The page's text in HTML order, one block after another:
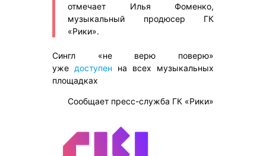
отмечает Илья Фоменко,
музыкальный продюсер ГК
«Рики».
Сингл «не верю поверю»
уже доступен на всех музыкальных
площадках
Сообщает пресс-служба ГК «Рики»